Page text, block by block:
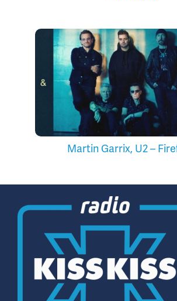
Martin Garrix, U2 –